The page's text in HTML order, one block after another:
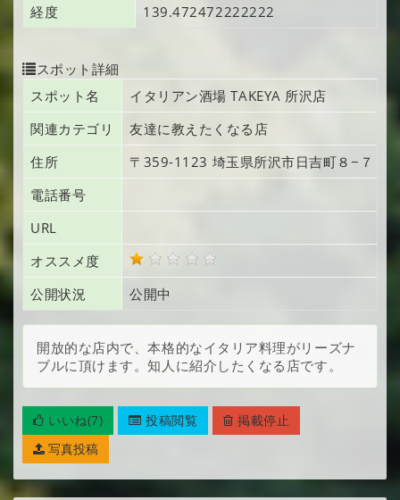
経度
139.472472222222
スポット詳細
スポット名
イタリアン酒場 TAKEYA 所沢店
関連カテゴリ
友達に教えたくなる店
住所
〒359-1123 埼玉県所沢市日吉町８−７
電話番号
URL
オススメ度
公開状況
公開中
開放的な店内で、本格的なイタリア料理がリーズナ
ブルに頂けます。知人に紹介したくなる店です。
いいね(7) 投稿閲覧
掲載停止
写真投稿